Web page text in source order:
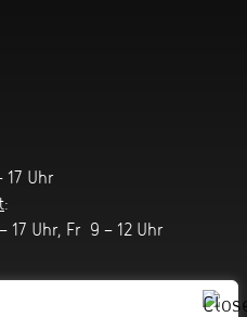
17 Uhr
:
17 Uhr, Fr 9 – 12 Uhr